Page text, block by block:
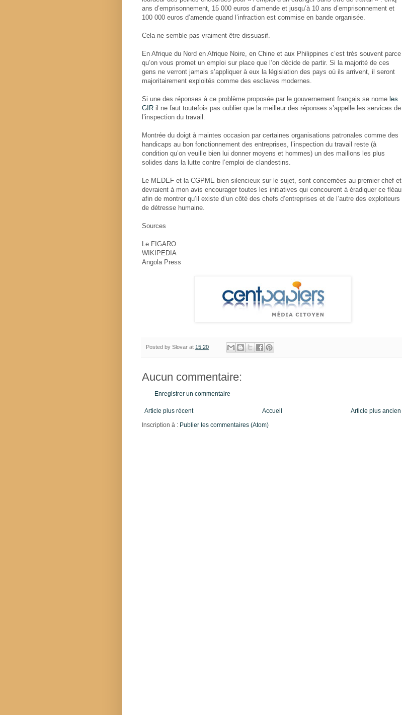
ans d’emprisonnement, 15 000 euros d’amende et jusqu’à 10 ans d’emprisonnement et
100 000 euros d’amende quand l’infraction est commise en bande organisée.
Cela ne semble pas vraiment être dissuasif.
En Afrique du Nord en Afrique Noire, en Chine et aux Philippines c’est très souvent parce
qu’on vous promet un emploi sur place que l’on décide de partir. Si la majorité de ces
gens ne verront jamais s’appliquer à eux la législation des pays où ils arrivent, il seront
majoritairement exploités comme des esclaves modernes.
Si une des réponses à ce problème proposée par le gouvernement français se nome les
GIR il ne faut toutefois pas oublier que la meilleur des réponses s’appelle les services de
l’inspection du travail.
Montrée du doigt à maintes occasion par certaines organisations patronales comme des
handicaps au bon fonctionnement des entreprises, l’inspection du travail reste (à
condition qu’on veuille bien lui donner moyens et hommes) un des maillons les plus
solides dans la lutte contre l’emploi de clandestins.
Le MEDEF et la CGPME bien silencieux sur le sujet, sont concernées au premier chef et
devraient à mon avis encourager toutes les initiatives qui concourent à éradiquer ce fléau
afin de montrer qu’il existe d’un côté des chefs d’entreprises et de l’autre des exploiteurs
de détresse humaine.
Sources
Le FIGARO
WIKIPEDIA
Angola Press
Posted by Slovar at 15:20
Aucun commentaire:
Enregistrer un commentaire
Article plus récent Article plus ancien
Accueil
Inscription à : Publier les commentaires (Atom)